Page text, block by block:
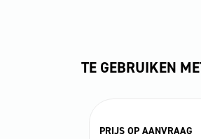
TE GEBRUIKEN
PRIJS OP AANVRAAG